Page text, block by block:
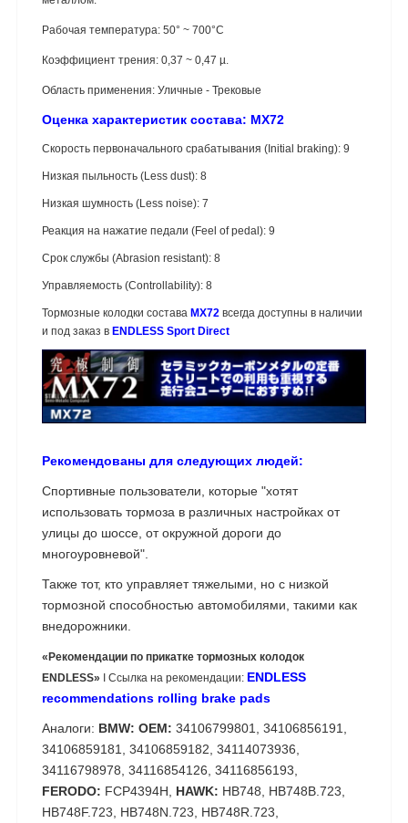
Рабочая температура: 50° ~ 700°C
Коэффициент трения: 0,37 ~ 0,47 µ.
Область применения: Уличные - Трековые
Оценка характеристик состава: MX72
Скорость первоначального срабатывания (Initial braking): 9
Низкая пыльность (Less dust): 8
Низкая шумность (Less noise): 7
Реакция на нажатие педали (Feel of pedal): 9
Срок службы (Abrasion resistant): 8
Управляемость (Controllability): 8
Тормозные колодки состава MX72 всегда доступны в наличии
и под заказ в ENDLESS Sport Direct
Рекомендованы для следующих людей:
Спортивные пользователи, которые "хотят
использовать тормоза в различных настройках от
улицы до шоссе, от окружной дороги до
многоуровневой".
Также тот, кто управляет тяжелыми, но с низкой
тормозной способностью автомобилями, такими как
внедорожники.
«Рекомендации по прикатке тормозных колодок
ENDLESS» I Ссылка на рекомендации: ENDLESS
recommendations rolling brake pads
Аналоги: BMW: OEM: 34106799801, 34106856191,
34106859181, 34106859182, 34114073936,
34116798978, 34116854126, 34116856193,
FERODO: FCP4394H, HAWK: HB748, HB748B.723,
HB748F.723, HB748N.723, HB748R.723,